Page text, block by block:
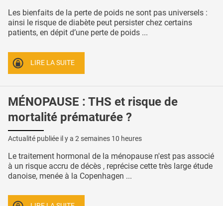
Les bienfaits de la perte de poids ne sont pas universels :
ainsi le risque de diabète peut persister chez certains
patients, en dépit d’une perte de poids ...
LIRE LA SUITE
MÉNOPAUSE : THS et risque de
mortalité prématurée ?
Actualité publiée il y a 2 semaines 10 heures
Le traitement hormonal de la ménopause n'est pas associé
à un risque accru de décès , reprécise cette très large étude
danoise, menée à la Copenhagen ...